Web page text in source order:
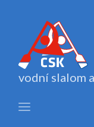
vodní slalom